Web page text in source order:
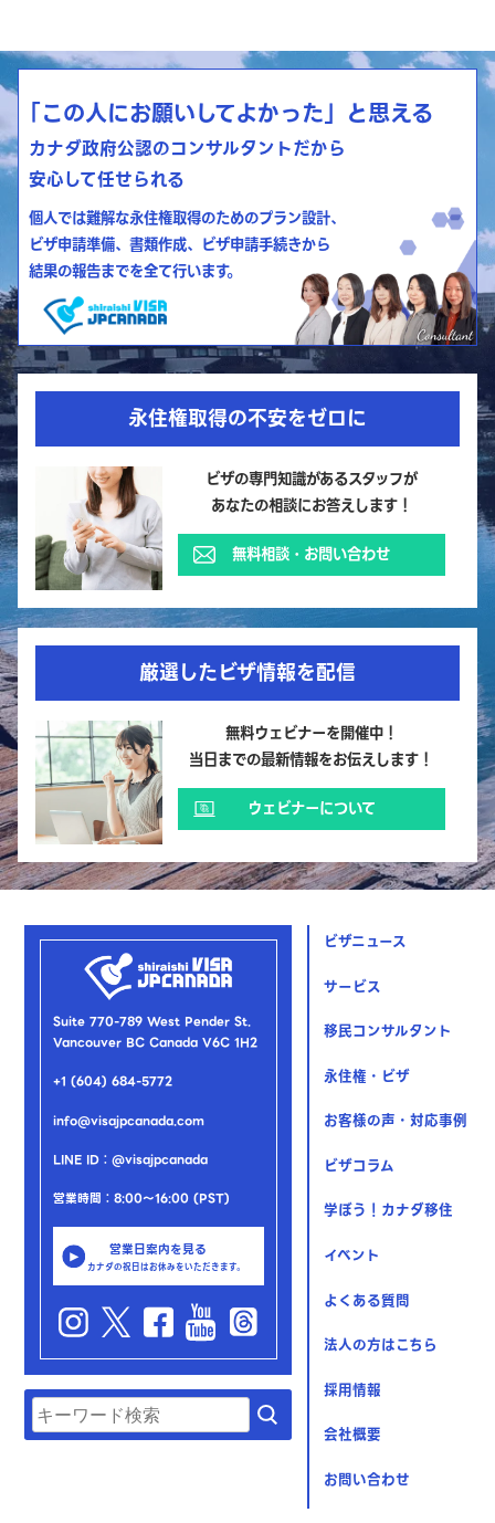
「この人にお願いしてよかった」と思える
カナダ政府公認のコンサルタントだから
安心して任せられる
個人では難解な永住権取得のためのプラン設計、
ビザ申請準備、書類作成、ビザ申請手続きから
結果の報告までを全て行います。
永住権取得の不安をゼロに
ビザの専門知識があるスタッフが
あなたの相談にお答えします！
無料相談・お問い合わせ
厳選したビザ情報を配信
無料ウェビナーを開催中！
当日までの最新情報をお伝えします！
ウェビナーについて
Suite 770-789 West Pender St.
Vancouver BC Canada V6C 1H2
+1 (604) 684-5772
info@visajpcanada.com
LINE ID：@visajpcanada
営業時間：8:00～16:00 (PST)
営業日案内を見る
カナダの祝日はお休みをいただきます。
ビザニュース
サービス
移民コンサルタント
永住権・ビザ
お客様の声・対応事例
ビザコラム
学ぼう！カナダ移住
イベント
よくある質問
法人の方はこちら
採用情報
会社概要
お問い合わせ